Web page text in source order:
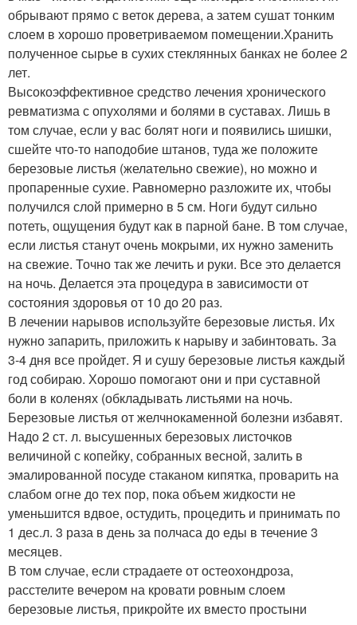
обрывают прямо с веток дерева, а затем сушат тонким
слоем в хорошо проветриваемом помещении.Хранить
полученное сырье в сухих стеклянных банках не более 2
лет.
Высокоэффективное средство лечения хронического
ревматизма с опухолями и болями в суставах. Лишь в
том случае, если у вас болят ноги и появились шишки,
сшейте что-то наподобие штанов, туда же положите
березовые листья (желательно свежие), но можно и
пропаренные сухие. Равномерно разложите их, чтобы
получился слой примерно в 5 см. Ноги будут сильно
потеть, ощущения будут как в парной бане. В том случае,
если листья станут очень мокрыми, их нужно заменить
на свежие. Точно так же лечить и руки. Все это делается
на ночь. Делается эта процедура в зависимости от
состояния здоровья от 10 до 20 раз.
В лечении нарывов используйте березовые листья. Их
нужно запарить, приложить к нарыву и забинтовать. За
3-4 дня все пройдет. Я и сушу березовые листья каждый
год собираю. Хорошо помогают они и при суставной
боли в коленях (обкладывать листьями на ночь.
Березовые листья от желчнокаменной болезни избавят.
Надо 2 ст. л. высушенных березовых листочков
величиной с копейку, собранных весной, залить в
эмалированной посуде стаканом кипятка, проварить на
слабом огне до тех пор, пока объем жидкости не
уменьшится вдвое, остудить, процедить и принимать по
1 дес.л. 3 раза в день за полчаса до еды в течение 3
месяцев.
В том случае, если страдаете от остеохондроза,
расстелите вечером на кровати ровным слоем
березовые листья, прикройте их вместо простыни